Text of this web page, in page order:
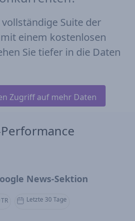
Suite der
einem kostenlosen
Sie tiefer in die Daten
Zugriff auf mehr Daten
News-Sektion
TR Letzte 30 Tage